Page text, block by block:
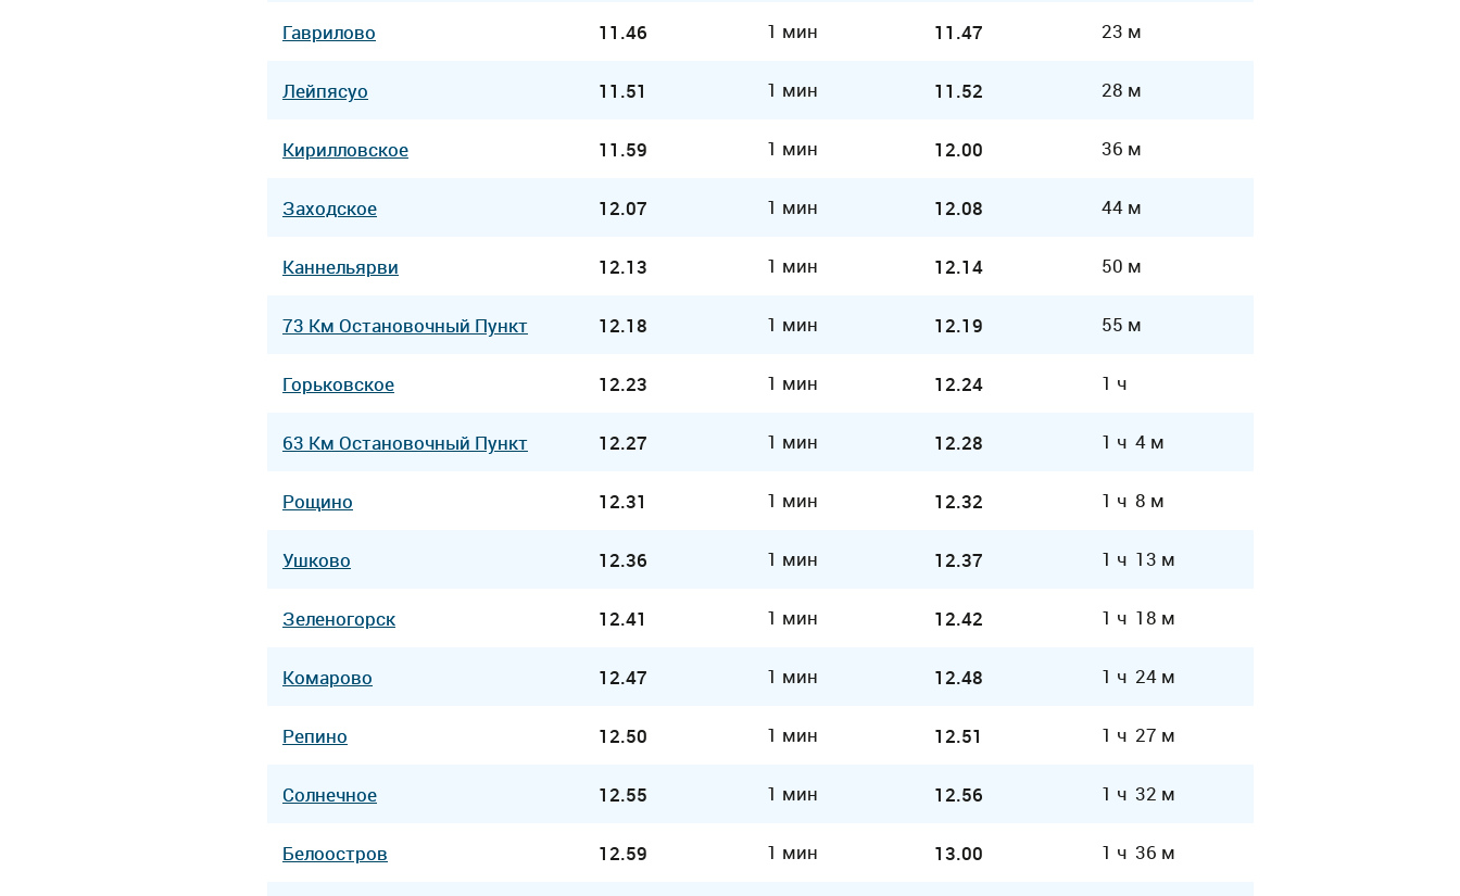
Гаврилово 11.46 1 мин 11.47 23 м
Лейпясуо 11.51 1 мин 11.52 28 м
Кирилловское 11.59 1 мин 12.00 36 м
Заходское 12.07 1 мин 12.08 44 м
Каннельярви 12.13 1 мин 12.14 50 м
73 Км Остановочный Пункт 12.18 1 мин 12.19 55 м
Горьковское 12.23 1 мин 12.24 1 ч
63 Км Остановочный Пункт 12.27 1 мин 12.28 1 ч 4 м
Рощино 12.31 1 мин 12.32 1 ч 8 м
Ушково 12.36 1 мин 12.37 1 ч 13 м
Зеленогорск 12.41 1 мин 12.42 1 ч 18 м
Комарово 12.47 1 мин 12.48 1 ч 24 м
Репино 12.50 1 мин 12.51 1 ч 27 м
Солнечное 12.55 1 мин 12.56 1 ч 32 м
Белоостров 12.59 1 мин 13.00 1 ч 36 м